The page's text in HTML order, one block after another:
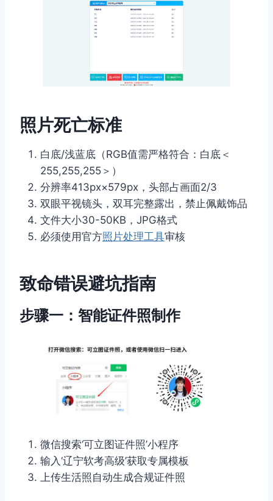
照片死亡标准
白底/浅蓝底（RGB值需严格符合：白底＜
255,255,255＞）
分辨率413px×579px，头部占画面2/3
双眼平视镜头，双耳完整露出，禁止佩戴饰品
文件大小30-50KB，JPG格式
必须使用官方照片处理工具审核
致命错误避坑指南
步骤一：智能证件照制作
微信搜索‘可立图证件照’小程序
输入‘辽宁软考高级’获取专属模板
上传生活照自动生成合规证件照